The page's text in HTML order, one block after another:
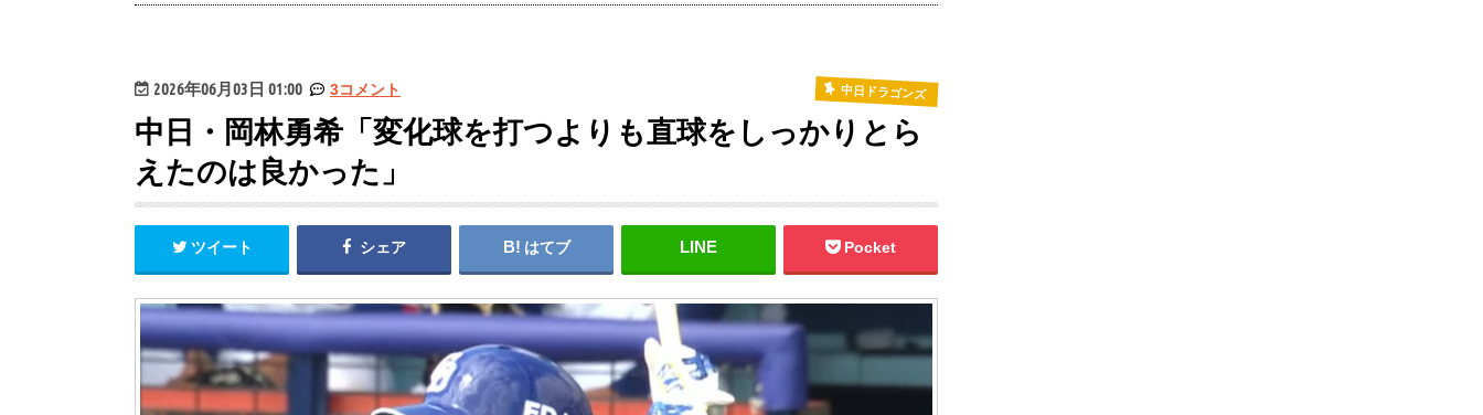
2026年06月03日 01:00 3コメント 中日ドラゴンズ
中日・岡林勇希「変化球を打つよりも直球をしっかりとら
えたのは良かった」
ツイート シェア はてブ Pocket